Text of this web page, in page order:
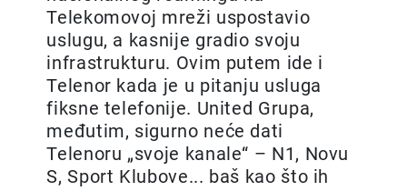
Telekomovoj mreži uspostavio
uslugu, a kasnije gradio svoju
infrastrukturu. Ovim putem ide i
Telenor kada je u pitanju usluga
fiksne telefonije. United Grupa,
međutim, sigurno neće dati
Telenoru „svoje kanale“ – N1, Novu
S, Sport Klubove... baš kao što ih